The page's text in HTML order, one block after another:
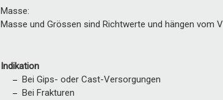
Masse:
Masse und Grössen sind Richtwerte und hängen vom
Indikation
Bei Gips- oder Cast-Versorgungen
Bei Frakturen